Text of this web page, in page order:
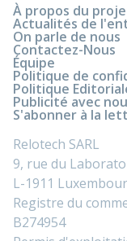
À propos du
Actualités de
On parle de nous
Contactez-Nous
Équipe
Politique de
Politique
Publicité avec
S'abonner à la
Relotech SARL
9, rue du
L-1911
Registre du
B274954